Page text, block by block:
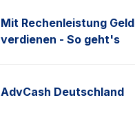
Mit Rechenleistung Geld
verdienen - So geht's
AdvCash Deutschland